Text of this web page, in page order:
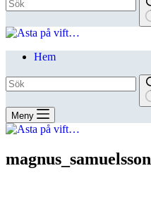
Hem
Meny
magnus_samuelsson